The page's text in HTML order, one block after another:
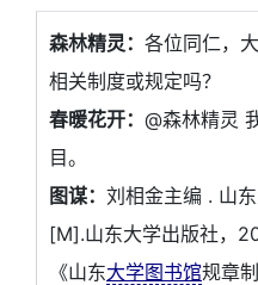
森林精灵： 各位同仁，
相关制度或规定吗？
春暖花开： @森林精灵
目。
图谋： 刘相金主编 . 山
[M].山东大学出版社，
《山东大学图书馆规章